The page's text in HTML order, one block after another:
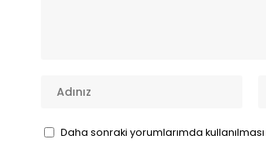
Daha sonraki yorumlarımda